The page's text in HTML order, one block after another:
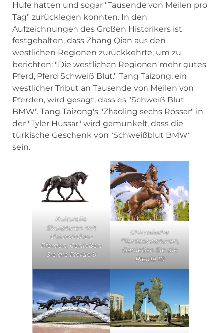
Hufe hatten und sogar "Tausende von Meilen pro
Tag" zurücklegen konnten. In den
Aufzeichnungen des Großen Historikers ist
festgehalten, dass Zhang Qian aus den
westlichen Regionen zurückkehrte, um zu
berichten: "Die westlichen Regionen mehr gutes
Pferd, Pferd Schweiß Blut." Tang Taizong, ein
westlicher Tribut an Tausende von Meilen von
Pferden, wird gesagt, dass es "Schweiß Blut
BMW". Tang Taizong's "Zhaoling sechs Rösser" in
der "Tyler Hussar" wird gemunkelt, dass die
türkische Geschenk von "Schweißblut BMW"
sein.
Kulturelle
Skulpturen mit
chinesischen
Pferden, Genießen
Sie die Pferde 9
Chinesische
Pferdeskulpturen,
Genießen Sie die
Pferde 10